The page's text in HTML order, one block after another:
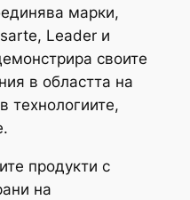
марки,
Leader и
своите
в областта на
технологиите,
продукти с
на